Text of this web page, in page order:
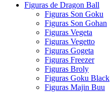
Figuras de Dragon Ball
Figuras Son Goku
Figuras Son Gohan
Figuras Vegeta
Figuras Vegetto
Figuras Gogeta
Figuras Freezer
Figuras Broly
Figuras Goku Black
Figuras Majin Buu